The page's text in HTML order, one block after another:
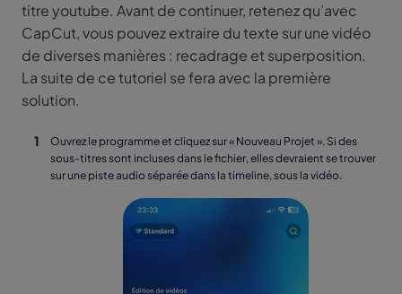
titre youtube. Avant de continuer, retenez qu’avec
CapCut, vous pouvez extraire du texte sur une vidéo
de diverses manières : recadrage et superposition.
La suite de ce tutoriel se fera avec la première
solution.
Ouvrez le programme et cliquez sur « Nouveau Projet ». Si des
sous-titres sont incluses dans le fichier, elles devraient se trouver
sur une piste audio séparée dans la timeline, sous la vidéo.